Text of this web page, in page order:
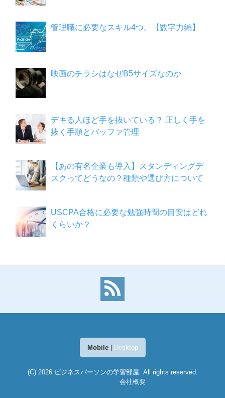
管理職に必要なスキル4つ。【数字力編】
映画のチラシはなぜB5サイズなのか
デキる人ほど手を抜いている？ 正しく手を
抜く手順とバッファ管理
【あの有名企業も導入】スタンディングデ
スクってどうなの？種類や選び方について
USCPA合格に必要な勉強時間の目安はどれ
くらいか？
Mobile| Desktop
(C) 2026 ビジネスパーソンの学習部屋 . All rights reserved.
会社概要